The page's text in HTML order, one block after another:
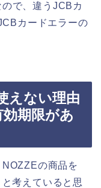
で、違うJCBカ
カードエラーの
えない理由
期限があ
の商品を
考えていると思